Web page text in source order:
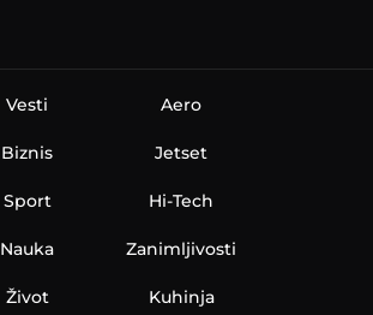
Vesti
Biznis
Sport
Nauka
Aero
Jetset
Hi-Tech
Zanimljivosti
Život Kuhinja